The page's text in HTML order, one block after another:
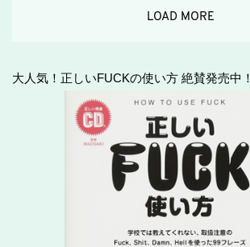
LOAD MORE
大人気！正しいFUCKの使い方 絶賛発売中！